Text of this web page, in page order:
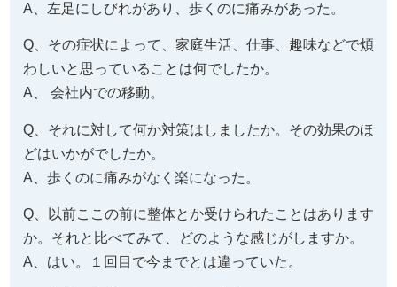
A、左足にしびれがあり、歩くのに痛みがあった。
Q、その症状によって、家庭生活、仕事、趣味などで煩
わしいと思っていることは何でしたか。
A、 会社内での移動。
Q、それに対して何か対策はしましたか。その効果のほ
どはいかがでしたか。
A、歩くのに痛みがなく楽になった。
Q、以前ここの前に整体とか受けられたことはあります
か。それと比べてみて、どのような感じがしますか。
A、はい。１回目で今までとは違っていた。